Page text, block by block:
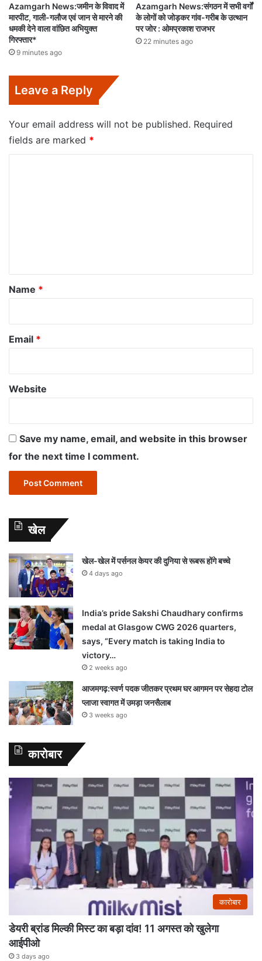
Azamgarh News:जमीन के विवाद में
मारपीट, गाली-गलौज एवं जान से मारने की
धमकी देने वाला वांछित अभियुक्त
गिरफ्तार*
9 minutes ago
Azamgarh News:संगठन में सभी वर्गों
के लोगों को जोड़कर गांव-गरीब के उत्थान
पर जोर : ओमप्रकाश राजभर
22 minutes ago
Leave a Reply
Your email address will not be published. Required
fields are marked *
*
Name *
Email *
Website
Save my name, email, and website in this browser
for the next time I comment.
खेल
खेल-खेल में पर्सनल केयर की दुनिया से रूबरू होंगे बच्चे
4 days ago
India’s pride Sakshi Chaudhary confirms
medal at Glasgow CWG 2026 quarters,
says, “Every match is taking India to
victory…
2 weeks ago
आजमगढ़:स्वर्ण पदक जीतकर प्रथम घर आगमन पर सेहदा टोल
प्लाजा स्वागत में उमड़ा जनसैलाब
3 weeks ago
कारोबार
कारोबार
डेयरी ब्रांड मिल्की मिस्ट का बड़ा दांव! 11 अगस्त को खुलेगा
आईपीओ
3 days ago